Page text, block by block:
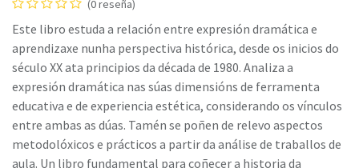
(0 reseña)
Este libro estuda a relación entre expresión dramática e
aprendizaxe nunha perspectiva histórica, desde os inicios do
século XX ata principios da década de 1980. Analiza a
expresión dramática nas súas dimensións de ferramenta
educativa e de experiencia estética, considerando os vínculos
entre ambas as dúas. Tamén se poñen de relevo aspectos
metodolóxicos e prácticos a partir da análise de traballos de
aula. Un libro fundamental para coñecer a historia da